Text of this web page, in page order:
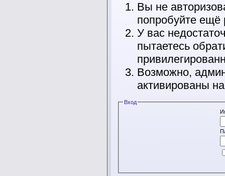
Вы не
попробуйте ещё
У вас
пытаетесь
Возможно,
активированы
Вход